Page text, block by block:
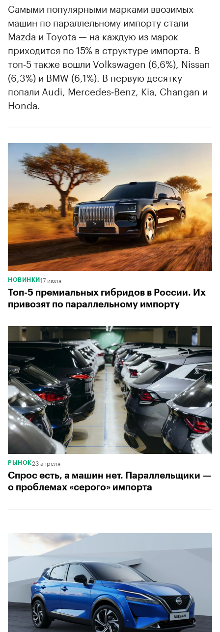
Самыми популярными марками ввозимых
машин по параллельному импорту стали
Mazda и Toyota — на каждую из марок
приходится по 15% в структуре импорта. В
топ‑5 также вошли Volkswagen (6,6%), Nissan
(6,3%) и BMW (6,1%). В первую десятку
попали Audi, Mercedes‑Benz, Kia, Changan и
Honda.
НОВИНКИ 17 июля
Топ-5 премиальных гибридов в России. Их
привозят по параллельному импорту
РЫНОК23 апреля
Спрос есть, а машин нет. Параллельщики —
о проблемах «серого» импорта